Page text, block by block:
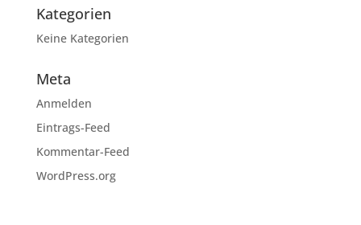
Kategorien
Keine Kategorien
Meta
Anmelden
Eintrags-Feed
Kommentar-Feed
WordPress.org